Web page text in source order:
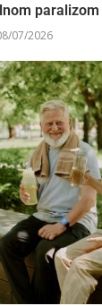
paralizom
07/2026